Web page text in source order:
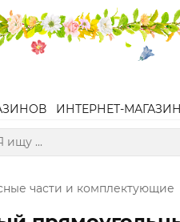
ИНТЕРНЕТ-МАГАЗИН
части и комплектующие